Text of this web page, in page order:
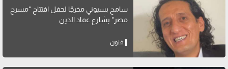
سامح بسيوني مخرجًا لحفل افتتاح "مسرح
مصر" بشارع عماد الدين
فنون